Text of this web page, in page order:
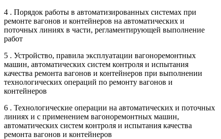
4 . Порядок работы в автоматизированных системах при
ремонте вагонов и контейнеров на автоматических и
поточных линиях в части, регламентирующей выполнение
работ
5 . Устройство, правила эксплуатации вагоноремонтных
машин, автоматических систем контроля и испытания
качества ремонта вагонов и контейнеров при выполнении
технологических операций по ремонту вагонов и
контейнеров
6 . Технологические операции на автоматических и поточных
линиях и с применением вагоноремонтных машин,
автоматических систем контроля и испытания качества
ремонта вагонов и контейнеров